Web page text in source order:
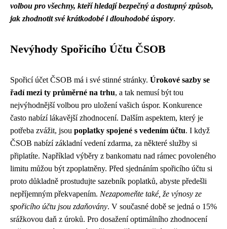
volbou pro všechny, kteří hledají bezpečný a dostupný způsob,
jak zhodnotit své krátkodobé i dlouhodobé úspory.
Nevýhody Spořicího Účtu ČSOB
Spořicí účet ČSOB má i své stinné stránky. Úrokové sazby se
řadí mezi ty průměrné na trhu, a tak nemusí být tou
nejvýhodnější volbou pro uložení vašich úspor. Konkurence
často nabízí lákavější zhodnocení. Dalším aspektem, který je
potřeba zvážit, jsou poplatky spojené s vedením účtu. I když
ČSOB nabízí základní vedení zdarma, za některé služby si
připlatíte. Například výběry z bankomatu nad rámec povoleného
limitu můžou být zpoplatněny. Před sjednáním spořicího účtu si
proto důkladně prostudujte sazebník poplatků, abyste předešli
nepříjemným překvapením. Nezapomeňte také, že výnosy ze
spořicího účtu jsou zdaňovány. V současné době se jedná o 15%
srážkovou daň z úroků. Pro dosažení optimálního zhodnocení